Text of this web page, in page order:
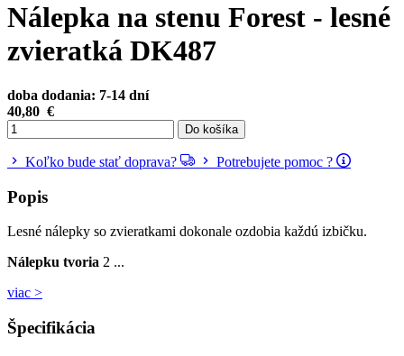
Nálepka na stenu Forest - lesné
zvieratká DK487
doba dodania: 7-14 dní
40,80 €
Do košíka
Koľko bude stať doprava? Potrebujete pomoc ?
Popis
Lesné nálepky so zvieratkami dokonale ozdobia každú izbičku.
Nálepku tvoria 2 ...
viac >
Špecifikácia